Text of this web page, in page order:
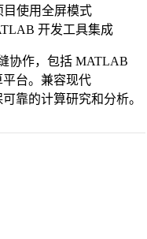
使用全屏模式
开发工具集成
协作，包括 MATLAB
平台。兼容现代
靠的计算研究和分析。